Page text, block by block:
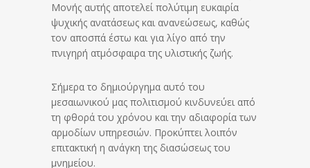
Μονής αυτής αποτελεί πολύτιμη ευκαιρία
ψυχικής ανατάσεως και ανανεώσεως, καθώς
τον αποσπά έστω και για λίγο από την
πνιγηρή ατμόσφαιρα της υλιστικής ζωής.
Σήμερα το δημιούργημα αυτό του
μεσαιωνικού μας πολιτισμού κινδυνεύει από
τη φθορά του χρόνου και την αδιαφορία των
αρμοδίων υπηρεσιών. Προκύπτει λοιπόν
επιτακτική η ανάγκη της διασώσεως του
μνημείου.